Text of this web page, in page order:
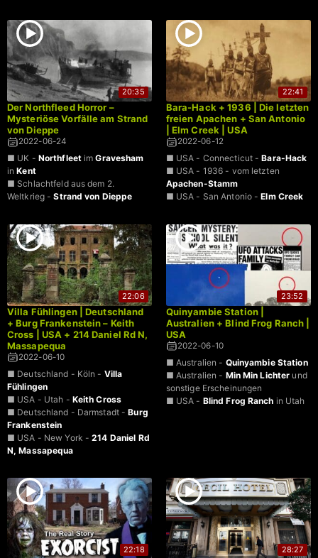
20:35
Der Northfleed Horror –
Mysteriöse Vorfälle am Strand
von Dieppe
2022-06-24
■ UK - Northfleet imGravesham
inKent
■ Schlachtfeld aus dem 2.
Weltkrieg -Strand von Dieppe
22:41
Bara-Hack + 1936 | Die letzten
freien Apachen + San Antonio
| Elm Creek | USA
2022-06-12
■ USA - Connecticut -Bara-Hack
■ USA - 1936 - vom letzten
Apachen-Stamm
■ USA - San Antonio -Elm Creek
22:06
Villa Fühlingen | Deutschland
+ Burg Frankenstein – Keith
Cross | USA + 214 Daniel Rd N,
Massapequa
2022-06-10
■ Deutschland - Köln - Villa
Fühlingen
■ USA - Utah - Keith Cross
■ Deutschland - Darmstadt -Burg
Frankenstein
■ USA - New York -214 Daniel Rd
N, Massapequa
23:52
Quinyambie Station |
Australien + Blind Frog Ranch |
USA
2022-06-10
■ Australien - Quinyambie Station
■ Australien - Min Min Lichter und
sonstige Erscheinungen
■ USA - Blind Frog Ranch in Utah
22:18 28:27